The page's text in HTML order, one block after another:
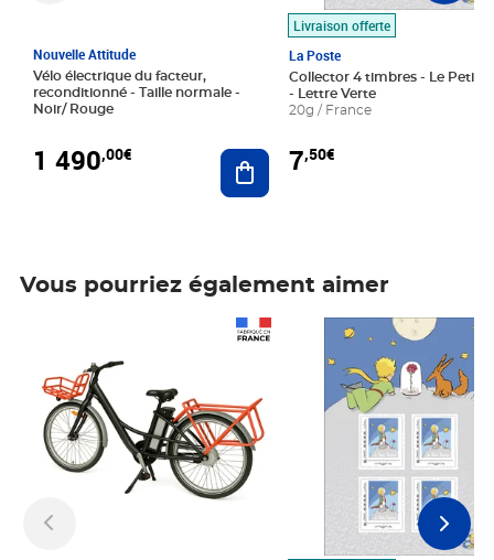
Nouvelle Attitude
Vélo électrique du facteur,
reconditionné - Taille normale -
Noir/ Rouge
1 490,00€ Ajouter au panier
Livraison offerte
La Poste
Collector 4 timbres - Le Petit
- Lettre Verte
20g / France
7,50€
Vous pourriez également aimer
Prix 7,50€